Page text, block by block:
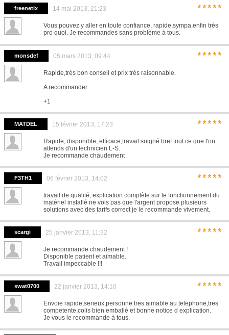
freenetix 14 mai 2013, 21:23 *****
Vous pouvez y aller en toute confiance, rapide,sympa,enfin très
pro quoi. Je recommandes sans problème à tous.
monsdef 05 mars 2013, 09:44 *****
Rapide,très bon conseil et prix très raisonnable.
A recommander.
+1
MATDEL 15 février 2013, 17:23 *****
Rapide, disponible, efficace,travail soigné bref tout ce que l'on
attends d'un technicien L-S.
Je recommande chaudement
F3TH1 06 février 2013, 14:02 *****
travail de qualité, explication complète sur le fonctionnement du
matériel installé ne vois pas que l'argent propose plusieurs
solutions avec des tarifs correct je le recommande vivement.
scargi 25 janvier 2013, 11:32 *****
Je recommande chaudement !
Disponible patient et aimable.
Travail impeccable !!!
swat0700 22 janvier 2013, 14:10 *****
Envoie rapide,serieux,personne tres aimable au telephone,tres
competente,colis bien emballé et bonne notice d explication.
Je vous le recommande à tous.